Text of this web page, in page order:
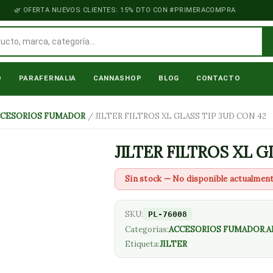
OFERTA NUEVOS CLIENTES: 15% DTO CON #PRIMERACOMPRA
PARAFERNALIA CANNASHOP BLOG CONTACTO
FUMADOR / JILTER FILTROS XL GLASS TIP 3UD CON 42
JILTER FILTROS XL
Sin stock — No disponible
SKU: PL-76008
Categorías:ACCESORIOS FUMADOR,
Etiqueta:JILTER